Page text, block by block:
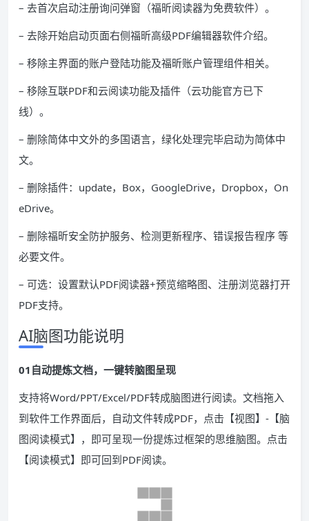
– 去首次启动注册询问弹窗（福昕阅读器为免费软件）。
– 去除开始启动页面右侧福昕高级PDF编辑器软件介绍。
– 移除主界面的账户登陆功能及福昕账户管理组件相关。
– 移除互联PDF和云阅读功能及插件（云功能官方已下
线）。
– 删除简体中文外的多国语言，绿化处理完毕启动为简体中
文。
– 删除插件：update，Box，GoogleDrive，Dropbox，On
eDrive。
– 删除福昕安全防护服务、检测更新程序、错误报告程序 等
必要文件。
– 可选：设置默认PDF阅读器+预览缩略图、注册浏览器打开
PDF支持。
AI脑图功能说明
01自动提炼文档，一键转脑图呈现
支持将Word/PPT/Excel/PDF转成脑图进行阅读。文档拖入
到软件工作界面后，自动文件转成PDF，点击【视图】-【脑
图阅读模式】，即可呈现一份提炼过框架的思维脑图。点击
【阅读模式】即可回到PDF阅读。